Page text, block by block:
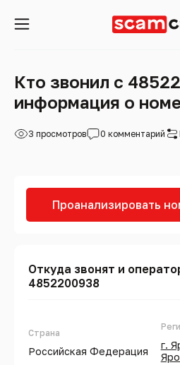
Кто звонил с
информация о
3 просмотров 0 комментарий
Проанализировать
Откуда звонят и
4852200938
Страна
Российская Федерация
г.